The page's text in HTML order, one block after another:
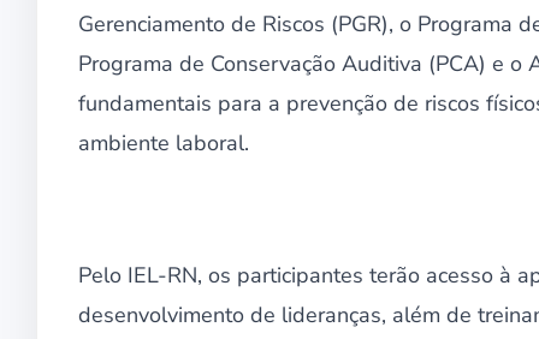
Gerenciamento de Riscos (PGR), o Programa
Programa de Conservação Auditiva (PCA) e
fundamentais para a prevenção de riscos
ambiente laboral.
Pelo IEL-RN, os participantes terão acesso à
desenvolvimento de lideranças, além de